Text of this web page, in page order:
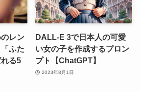
のレン
ふた
る5
DALL-E 3で日本人の可愛
い女の子を作成するプロン
プト【ChatGPT】
2023年8月1日